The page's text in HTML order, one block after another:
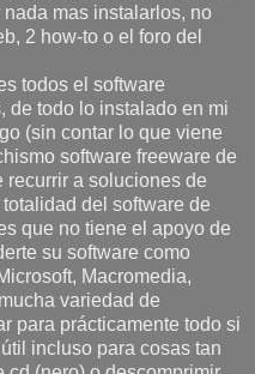
mas instalarlos, no
2 how-to o el foro del
todos el software
de todo lo instalado en mi
(sin contar lo que viene
software freeware de
recurrir a soluciones de
del software de
que no tiene el apoyo de
su software como
Macromedia,
variedad de
para prácticamente todo si
incluso para cosas tan